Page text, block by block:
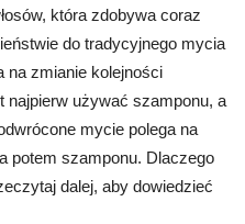
która zdobywa coraz
do tradycyjnego mycia
na zmianie kolejności
najpierw używać szamponu, a
mycie polega na
potem szamponu. Dlaczego
dalej, aby dowiedzieć